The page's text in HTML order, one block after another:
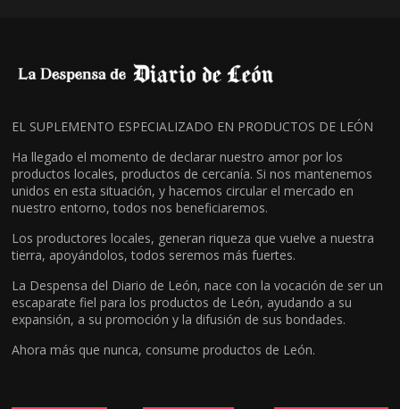
EL SUPLEMENTO ESPECIALIZADO EN PRODUCTOS DE LEÓN
Ha llegado el momento de declarar nuestro amor por los
productos locales, productos de cercanía. Si nos mantenemos
unidos en esta situación, y hacemos circular el mercado en
nuestro entorno, todos nos beneficiaremos.
Los productores locales, generan riqueza que vuelve a nuestra
tierra, apoyándolos, todos seremos más fuertes.
La Despensa del Diario de León, nace con la vocación de ser un
escaparate fiel para los productos de León, ayudando a su
expansión, a su promoción y la difusión de sus bondades.
Ahora más que nunca, consume productos de León.